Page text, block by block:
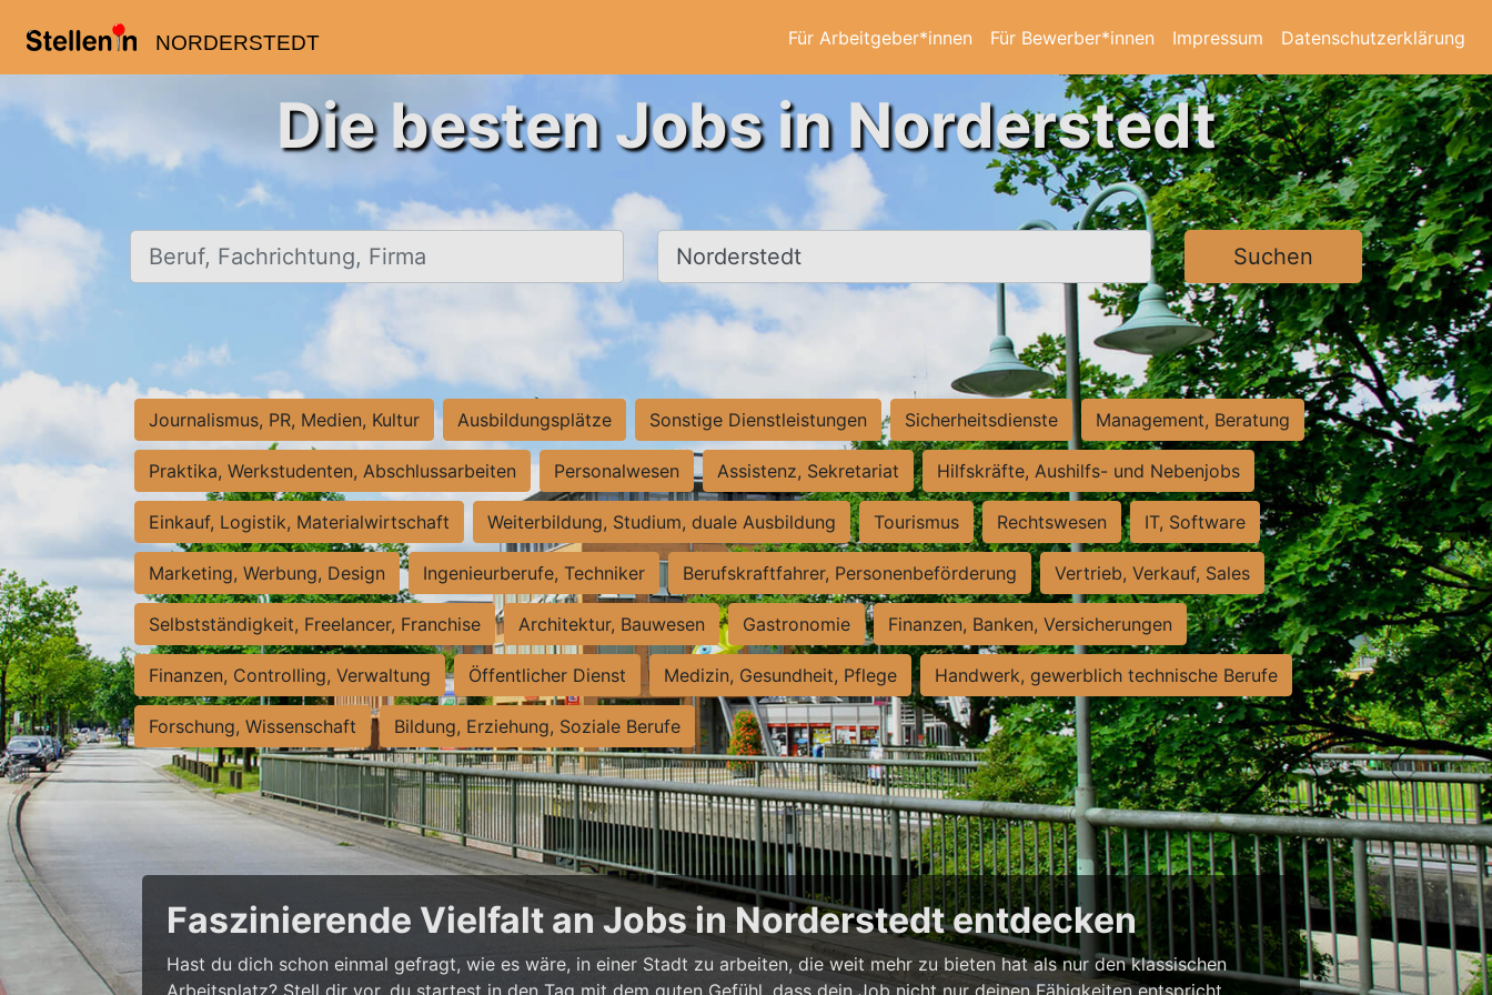
NORDERSTEDT Für Arbeitgeber*innen Für Bewerber*innen Impressum Datenschutzerklärung
Die besten Jobs in Norderstedt
Beruf, Fachrichtung, Firma Ort, Stadt Suchen
Journalismus, PR, Medien, Kultur Ausbildungsplätze Sonstige Dienstleistungen Sicherheitsdienste Management, Beratung
Praktika, Werkstudenten, Abschlussarbeiten Personalwesen Assistenz, Sekretariat Hilfskräfte, Aushilfs- und Nebenjobs
Einkauf, Logistik, Materialwirtschaft Weiterbildung, Studium, duale Ausbildung Tourismus Rechtswesen IT, Software
Marketing, Werbung, Design Ingenieurberufe, Techniker Berufskraftfahrer, Personenbeförderung Vertrieb, Verkauf, Sales
Selbstständigkeit, Freelancer, Franchise Architektur, Bauwesen Gastronomie Finanzen, Banken, Versicherungen
Finanzen, Controlling, Verwaltung Öffentlicher Dienst Medizin, Gesundheit, Pflege Handwerk, gewerblich technische Berufe
Forschung, Wissenschaft Bildung, Erziehung, Soziale Berufe
Faszinierende Vielfalt an Jobs in Norderstedt entdecken
Hast du dich schon einmal gefragt, wie es wäre, in einer Stadt zu arbeiten, die weit mehr zu bieten hat als nur den klassischen